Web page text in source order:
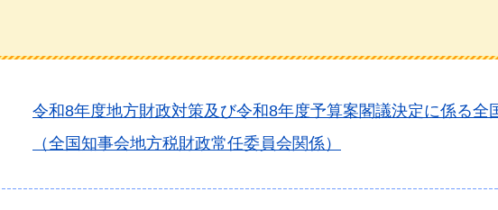
令和8年度地方財政対策及び令和8年度予算案閣議決定に係る全
（全国知事会地方税財政常任委員会関係）